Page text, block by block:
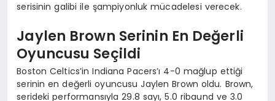
serisinin galibi ile şampiyonluk mücadelesi verecek.
Jaylen Brown Serinin En Değerli
Oyuncusu Seçildi
Boston Celtics’in Indiana Pacers’ı 4-0 mağlup ettiği
serinin en değerli oyuncusu Jaylen Brown oldu. Brown,
serideki performansıyla 29.8 sayı, 5.0 ribaund ve 3.0